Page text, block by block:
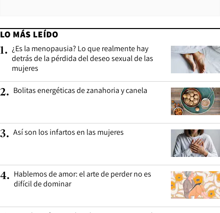
LO MÁS LEÍDO
1. ¿Es la menopausia? Lo que realmente hay
detrás de la pérdida del deseo sexual de las
mujeres
2. Bolitas energéticas de zanahoria y canela
3. Así son los infartos en las mujeres
4. Hablemos de amor: el arte de perder no es
difícil de dominar